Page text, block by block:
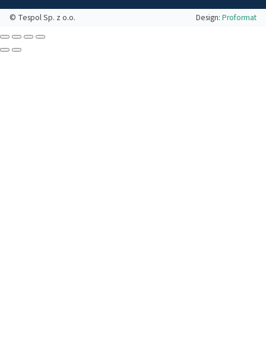
© Tespol Sp. z o.o. Design: Proformat